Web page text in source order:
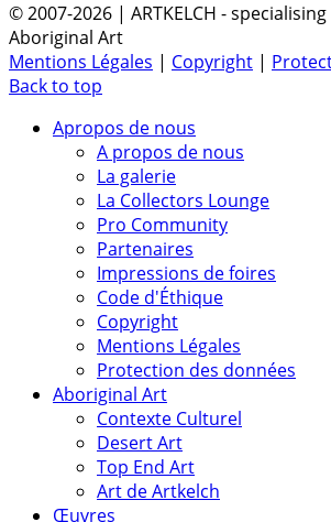
© 2007-2026 | ARTKELCH -
Aboriginal Art
Mentions Légales | Copyright |
Back to top
Apropos de nous
A propos de nous
La galerie
La Collectors Lounge
Pro Community
Partenaires
Impressions de foires
Code d'Éthique
Copyright
Mentions Légales
Protection des données
Aboriginal Art
Contexte Culturel
Desert Art
Top End Art
Art de Artkelch
Œuvres